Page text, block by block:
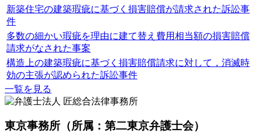
新築住宅の建築瑕疵に基づく損害賠償が請求された訴訟事
件
多数の細かい瑕疵を理由に建て替え費用相当額の損害賠償
請求がなされた事案
構造上の建築瑕疵に基づく損害賠償請求に対して，消滅時
効の主張が認められた訴訟事件
一覧を見る
東京事務所 （所属：第二東京弁護士会）